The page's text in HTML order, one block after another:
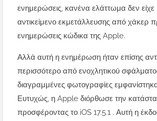
ενημερώσεις, κανένα ελάττωμα δεν είχε
αντικείμενο εκμετάλλευσης από χάκερ
ενημερώσεις κώδικα της Apple.
Αλλά αυτή η ενημέρωση ήταν επίσης
περισσότερο από ενοχλητικού
διαγραμμένες φωτογραφίες
Ευτυχώς, η Apple διόρθωσε την
προσφέροντας το iOS 17.5.1 . Αυτή η